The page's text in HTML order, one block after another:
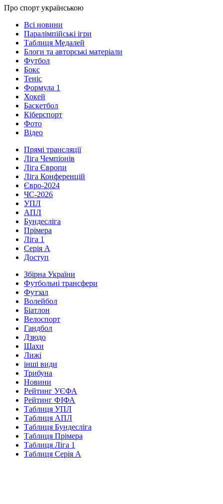
Про спорт українською
Всі новини
Паралімпійські ігри
Таблиця Медалей
Блоги та авторські матеріали
Футбол
Бокс
Теніс
Формула 1
Хокей
Баскетбол
Кіберспорт
Фото
Відео
Прямі трансляції
Ліга Чемпіонів
Ліга Європи
Ліга Конференцій
Євро-2024
ЧС-2026
УПЛ
АПЛ
Бундесліга
Прімера
Ліга 1
Серія А
Доступ
Збірна України
Футбольні трансфери
Футзал
Волейбол
Біатлон
Велоспорт
Гандбол
Дзюдо
Шахи
Лижі
інші види
Трибуна
Новини
Рейтинг УЄФА
Рейтинг ФІФА
Таблиця УПЛ
Таблиця АПЛ
Таблиця Бундесліга
Таблиця Прімера
Таблиця Ліга 1
Таблиця Серія А